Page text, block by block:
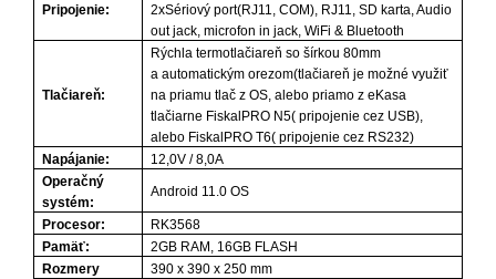
Pripojenie:
2xSériový port(RJ11, COM), RJ11, SD karta, Audio
out jack, microfon in jack, WiFi & Bluetooth
Tlačiareň:
Rýchla termotlačiareň so šírkou 80mm
a automatickým orezom(tlačiareň je možné využiť
na priamu tlač z OS, alebo priamo z eKasa
tlačiarne FiskalPRO N5( pripojenie cez USB),
alebo FiskalPRO T6( pripojenie cez RS232)
Napájanie:
12,0V / 8,0A
Operačný
systém:
Android 11.0 OS
Procesor:
RK3568
Pamäť:
2GB RAM, 16GB FLASH
Rozmery
390 x 390 x 250 mm